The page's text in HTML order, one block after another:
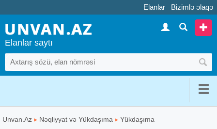
Elanlar Bizimlə əlaqə
Elanlar saytı
Unvan.Az ▸ Nəqliyyat və Yükdaşıma ▸ Yükdaşıma